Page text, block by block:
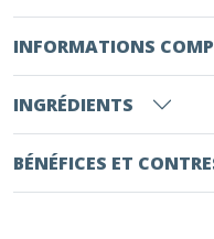
INFORMATIONS
INGRÉDIENTS
BÉNÉFICES ET